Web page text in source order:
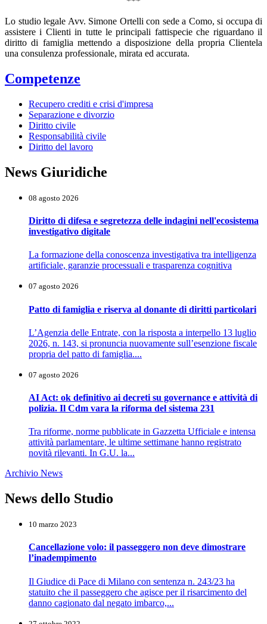
Lo studio legale Avv. Simone Ortelli con sede a Como, si occupa di
assistere i Clienti in tutte le principali fattispecie che riguardano il
diritto di famiglia mettendo a disposizione della propria Clientela
una consulenza professionale, mirata ed accurata.
Competenze
Recupero crediti e crisi d'impresa
Separazione e divorzio
Diritto civile
Responsabilità civile
Diritto del lavoro
News Giuridiche
08 agosto 2026
Diritto di difesa e segretezza delle indagini nell'ecosistema
investigativo digitale
La formazione della conoscenza investigativa tra intelligenza
artificiale, garanzie processuali e trasparenza cognitiva
07 agosto 2026
Patto di famiglia e riserva al donante di diritti particolari
L’Agenzia delle Entrate, con la risposta a interpello 13 luglio
2026, n. 143, si pronuncia nuovamente sull’esenzione fiscale
propria del patto di famiglia....
07 agosto 2026
AI Act: ok definitivo ai decreti su governance e attività di
polizia. Il Cdm vara la riforma del sistema 231
Tra riforme, norme pubblicate in Gazzetta Ufficiale e intensa
attività parlamentare, le ultime settimane hanno registrato
novità rilevanti. In G.U. la...
Archivio News
News dello Studio
10 marzo 2023
Cancellazione volo: il passeggero non deve dimostrare
l’inadempimento
Il Giudice di Pace di Milano con sentenza n. 243/23 ha
statuito che il passeggero che agisce per il risarcimento del
danno cagionato dal negato imbarco,...